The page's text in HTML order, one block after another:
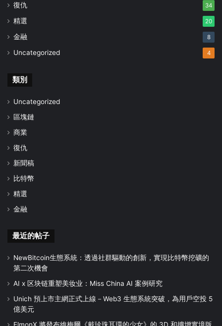
復仇 34
精選 20
金融 8
Uncategorized 4
類別
Uncategorized
區塊鏈
商業
復仇
新聞稿
比特幣
精選
金融
最近的帖子
NewBitcoin生態系統：透過社群驅動的創新，實現比特幣挖礦的
第二次機會
AI x 区块链重塑美妆业：Miss China AI 案例研究
Unich 預上市主網正式上線－Web3 生態系統突破，為用戶空投 5
億美元
ElmonX 將發布維梅爾《戴珍珠耳環的少女》的 3D 和擴增實境版